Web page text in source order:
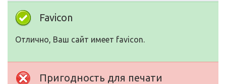
Favicon
Отлично, Ваш сайт имеет favicon.
Пригодность для печати